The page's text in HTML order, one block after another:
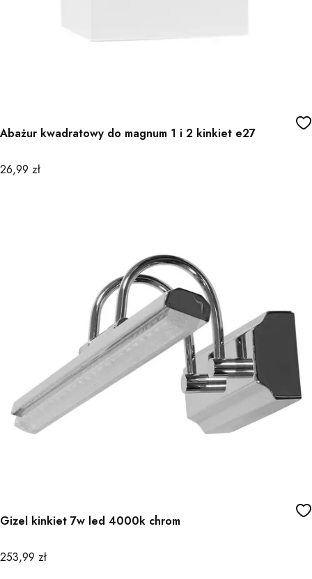
Abażur kwadratowy do magnum 1 i 2 kinkiet e27
Cena
26,99 zł
Gizel kinkiet 7w led 4000k chrom
Cena
253,99 zł